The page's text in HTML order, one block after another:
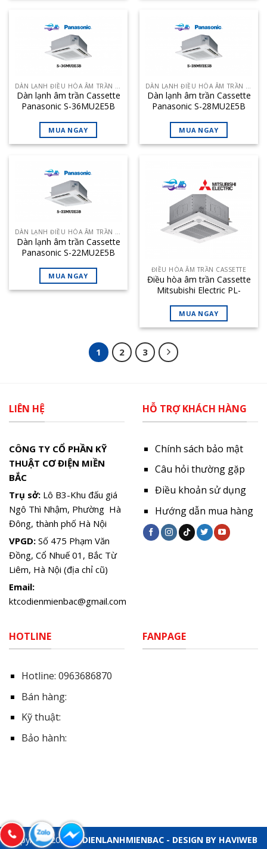
DÀN LẠNH ĐIỀU HÒA ÂM TRẦN CASSETTE
Dàn lạnh âm trần Cassette
Panasonic S-36MU2E5B
(4 hướng thổi)
MUA NGAY
DÀN LẠNH ĐIỀU HÒA ÂM TRẦN CASSETTE
Dàn lạnh âm trần Cassette
Panasonic S-28MU2E5B
hướng thổi)
MUA NGAY
DÀN LẠNH ĐIỀU HÒA ÂM TRẦN CASSETTE
Dàn lạnh âm trần Cassette
Panasonic S-22MU2E5B
hướng thổi)
MUA NGAY
ĐIỀU HÒA ÂM TRẦN CASSETTE
Điều hòa âm trần Cassette
Mitsubishi Electric PL-
MUA NGAY
1 2 3
LIÊN HỆ
CÔNG TY CỔ PHẦN KỸ
THUẬT CƠ ĐIỆN MIỀN
BẮC
Trụ sở: Lô B3-Khu đấu giá
Ngô Thì Nhậm, Phường Hà
Đông, thành phố Hà Nội
VPGD: Số 475 Phạm Văn
Đồng, Cổ Nhuế 01, Bắc Từ
Liêm, Hà Nội (địa chỉ cũ)
Email:
ktcodienmienbac@gmail.com
HỖ TRỢ KHÁCH HÀNG
Chính sách bảo mật
Câu hỏi thường gặp
Điều khoản sử dụng
Hướng dẫn mua hàng
HOTLINE
Hotline: 0963686870
Bán hàng:
Kỹ thuật:
Bảo hành:
FANPAGE
Copyright 2026 ©DIENLANHMIENBAC - DESIGN BY HAVIWEB